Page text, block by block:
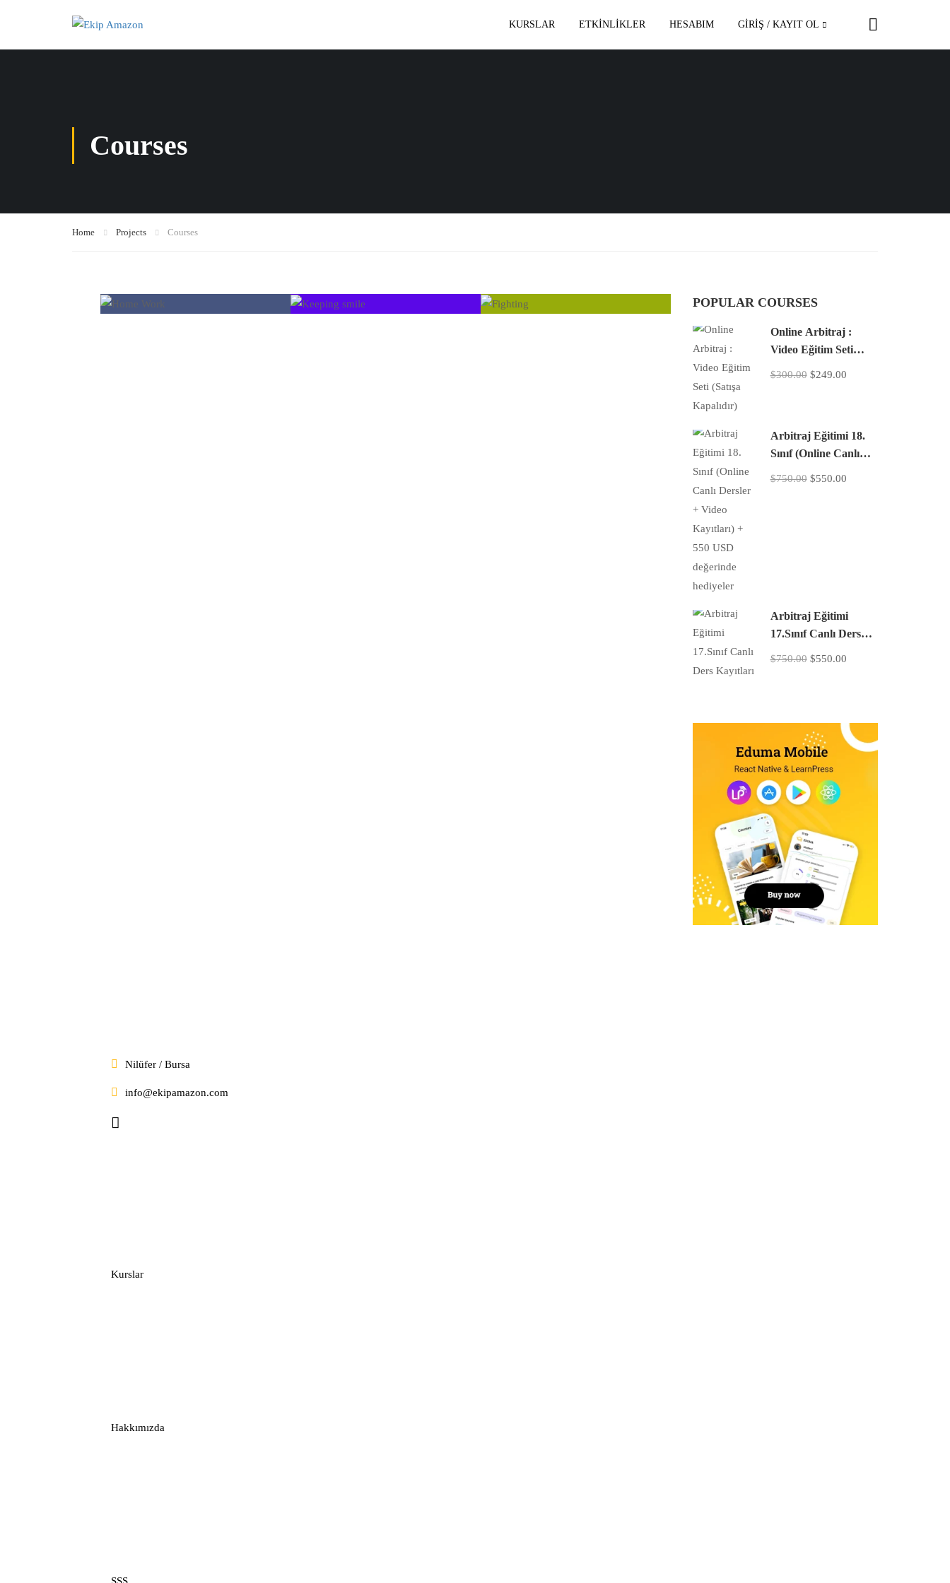
KURSLAR ETKİNLİKLER HESABIM GİRİŞ / KAYIT OL
Courses
Home Projects Courses
POPULAR COURSES
Online Arbitraj :
Video Eğitim Seti
$300.00 $249.00
Arbitraj Eğitimi 18.
Sınıf (Online Canlı
$750.00 $550.00
Arbitraj Eğitimi
17.Sınıf Canlı Ders
$750.00 $550.00
Nilüfer / Bursa
info@ekipamazon.com
Kurslar
Hakkımızda
SSS